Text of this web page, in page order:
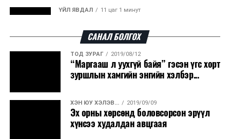
Ийнхүү лаг хатаах, шатаах технологийг лагийн
эзлэхүүнийг бууруулахын зэрэгцээ эрчим хүч
үйлдвэрлэх, нөөцийг дахин ашиглах чиглэлээр олон
улсад өргөн ашиглаж байна.
ҮЙЛ ЯВДАЛ 11 цаг 1 минут
ДЭЛХИЙ НИЙТЭЭР.. 2026/08/06
“Уралдронзавод” компанийн ерөнхий
захирлын автомашиныг дэлбэлжээ...
ҮЙЛ ЯВДАЛ 2026/08/06
Сүхбаатар боомтоор тав хоногт 10 мянга гаруй
тонн АИ-92 автобензин и...
САНАЛ БОЛГОХ
ТОД ЗУРАГ 2019/08/12
“Маргааш л уухгүй байя” гэсэн үгс хорт
зуршлын хамгийн энгийн хэлбэр...
ХЭН ЮУ ХЭЛЭВ... 2019/09/09
Эх орны хөрсөнд боловсорсон эрүүл
хүнсээ худалдан авцгаая